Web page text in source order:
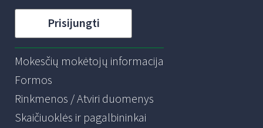
Prisijungti
Mokesčių mokėtojų informacija
Formos
Rinkmenos / Atviri duomenys
Skaičiuoklės ir pagalbininkai